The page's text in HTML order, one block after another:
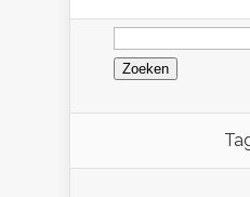
Zoeken
naar: